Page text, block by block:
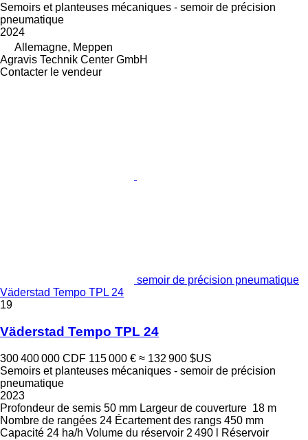
Semoirs et planteuses mécaniques - semoir de précision
pneumatique
2024
Allemagne, Meppen
Agravis Technik Center GmbH
Contacter le vendeur
semoir de précision pneumatique
Väderstad Tempo TPL 24
19
Väderstad Tempo TPL 24
300 400 000 CDF 115 000 € ≈ 132 900 $US
Semoirs et planteuses mécaniques - semoir de précision
pneumatique
2023
Profondeur de semis 50 mm Largeur de couverture 18 m
Nombre de rangées 24 Écartement des rangs 450 mm
Capacité 24 ha/h Volume du réservoir 2 490 l
Réservoir